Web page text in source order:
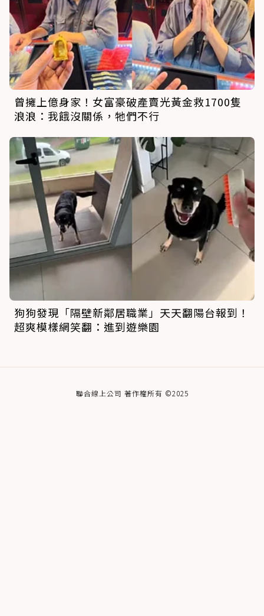
曾擁上億身家！女富豪破產賣光黃金救1700隻
浪浪：我餓沒關係，牠們不行
狗狗發現「隔壁新鄰居職業」天天翻陽台報到！
超爽模樣網笑翻：進到遊樂園
聯合線上公司 著作權所有 ©2025